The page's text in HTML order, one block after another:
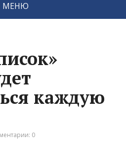
МЕНЮ
каждую
0